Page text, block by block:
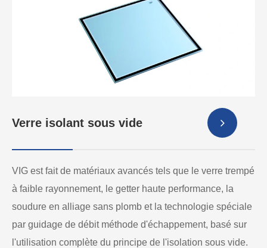
Verre isolant sous vide
VIG est fait de matériaux avancés tels que le verre trempé
à faible rayonnement, le getter haute performance, la
soudure en alliage sans plomb et la technologie spéciale
par guidage de débit méthode d'échappement, basé sur
l'utilisation complète du principe de l'isolation sous vide.